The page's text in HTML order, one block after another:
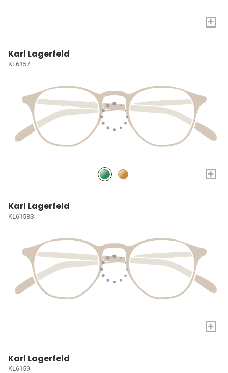
+
Karl Lagerfeld
KL6157
+
Karl Lagerfeld
KL6158S
+
Karl Lagerfeld
KL6159